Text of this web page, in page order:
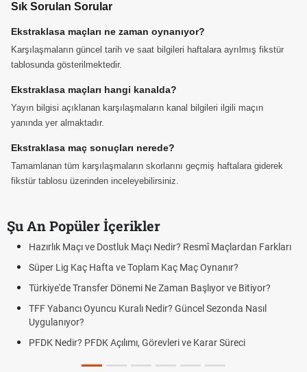
Sık Sorulan Sorular
Ekstraklasa maçları ne zaman oynanıyor?
Karşılaşmaların güncel tarih ve saat bilgileri haftalara ayrılmış fikstür
tablosunda gösterilmektedir.
Ekstraklasa maçları hangi kanalda?
Yayın bilgisi açıklanan karşılaşmaların kanal bilgileri ilgili maçın
yanında yer almaktadır.
Ekstraklasa maç sonuçları nerede?
Tamamlanan tüm karşılaşmaların skorlarını geçmiş haftalara giderek
fikstür tablosu üzerinden inceleyebilirsiniz.
Şu An Popüler İçerikler
Hazırlık Maçı ve Dostluk Maçı Nedir? Resmî Maçlardan Farkları
Süper Lig Kaç Hafta ve Toplam Kaç Maç Oynanır?
Türkiye'de Transfer Dönemi Ne Zaman Başlıyor ve Bitiyor?
TFF Yabancı Oyuncu Kuralı Nedir? Güncel Sezonda Nasıl
Uygulanıyor?
PFDK Nedir? PFDK Açılımı, Görevleri ve Karar Süreci